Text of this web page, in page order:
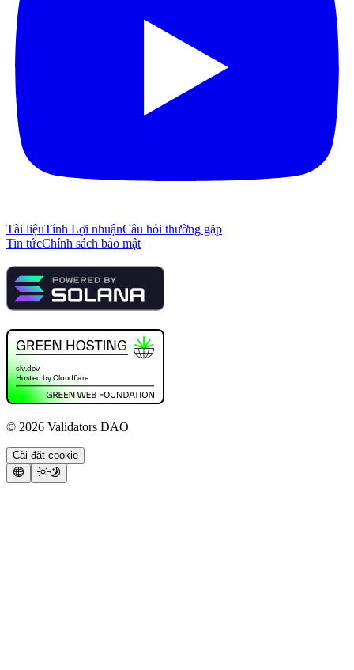
Tài liệuTính Lợi nhuậnCâu hỏi thường gặp
Tin tứcChính sách bảo mật
© 2026 Validators DAO
Cài đặt cookie